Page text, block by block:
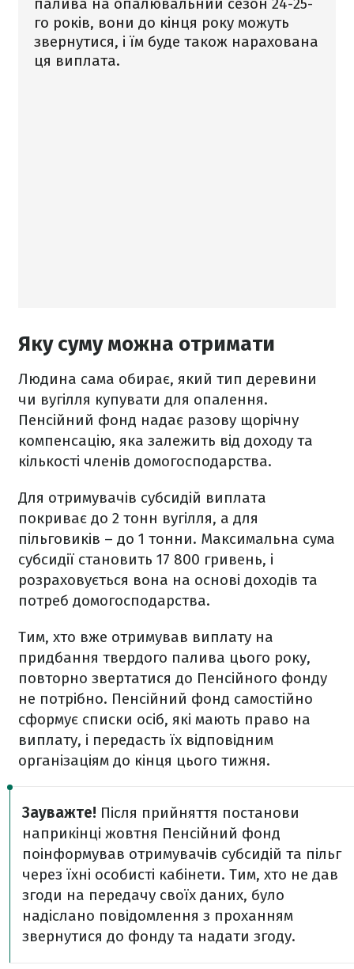
го років, вони до кінця року можуть
звернутися, і їм буде також нарахована
ця виплата.
Яку суму можна отримати
Людина сама обирає, який тип деревини
чи вугілля купувати для опалення.
Пенсійний фонд надає разову щорічну
компенсацію, яка залежить від доходу та
кількості членів домогосподарства.
Для отримувачів субсидій виплата
покриває до 2 тонн вугілля, а для
пільговиків – до 1 тонни. Максимальна сума
субсидії становить 17 800 гривень, і
розраховується вона на основі доходів та
потреб домогосподарства.
Тим, хто вже отримував виплату на
придбання твердого палива цього року,
повторно звертатися до Пенсійного фонду
не потрібно. Пенсійний фонд самостійно
сформує списки осіб, які мають право на
виплату, і передасть їх відповідним
організаціям до кінця цього тижня.
Зауважте! Після прийняття постанови
наприкінці жовтня Пенсійний фонд
поінформував отримувачів субсидій та пільг
через їхні особисті кабінети. Тим, хто не дав
згоди на передачу своїх даних, було
надіслано повідомлення з проханням
звернутися до фонду та надати згоду.